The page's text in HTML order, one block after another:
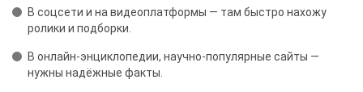
В соцсети и на видеоплатформы — там быстро нахожу
ролики и подборки.
В онлайн‑энциклопедии, научно‑популярные сайты —
нужны надёжные факты.